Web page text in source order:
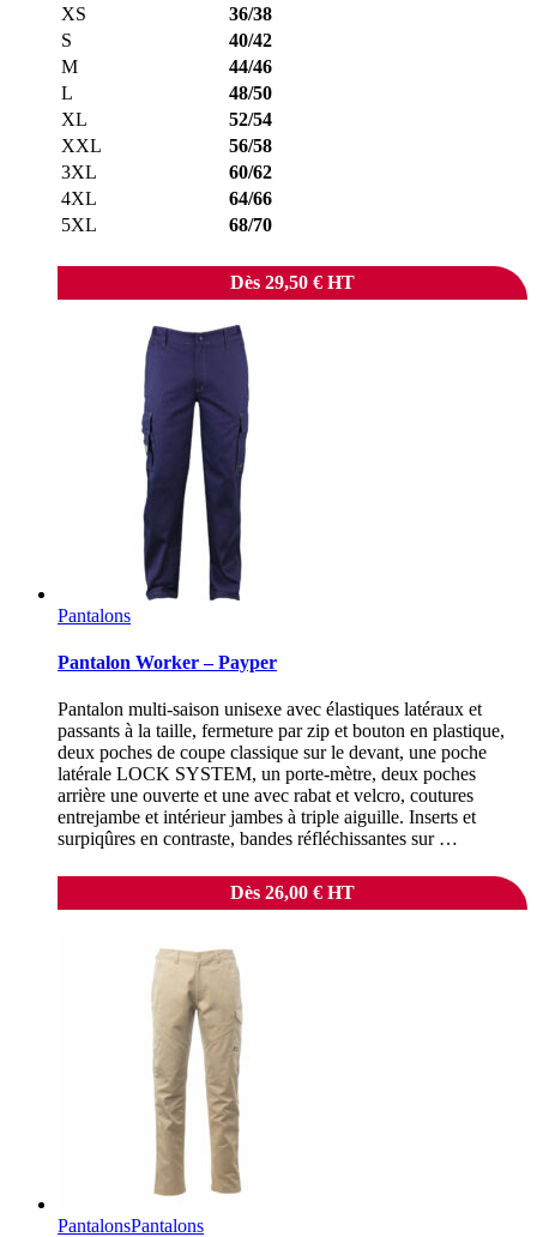
XS
36/38
S
40/42
M
44/46
L
48/50
XL
52/54
XXL
56/58
3XL
60/62
4XL
64/66
5XL
68/70
Dès 29,50 € HT
Pantalons
Pantalon Worker – Payper
Pantalon multi-saison unisexe avec élastiques latéraux et
passants à la taille, fermeture par zip et bouton en plastique,
deux poches de coupe classique sur le devant, une poche
latérale LOCK SYSTEM, un porte-mètre, deux poches
arrière une ouverte et une avec rabat et velcro, coutures
entrejambe et intérieur jambes à triple aiguille. Inserts et
surpiqûres en contraste, bandes réfléchissantes sur …
Dès 26,00 € HT
PantalonsPantalons